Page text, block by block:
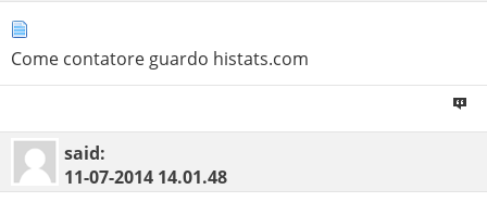
Come contatore guardo histats.com
said:
11-07-2014 14.01.48